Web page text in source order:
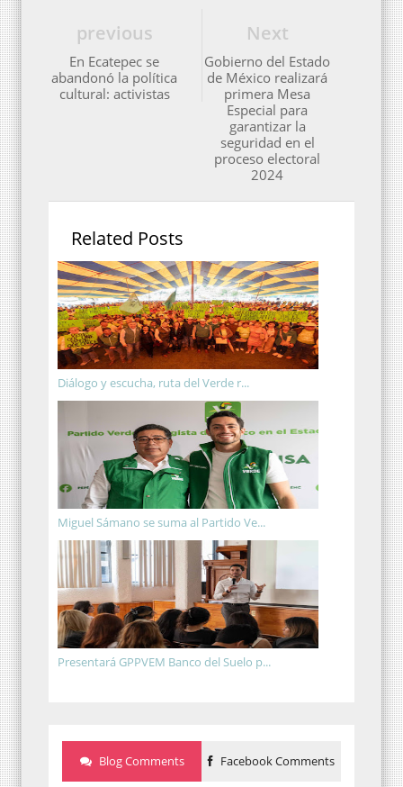
Next
Gobierno del Estado
de México realizará
primera Mesa
Especial para
garantizar la
seguridad en el
proceso electoral
2024
previous
En Ecatepec se
abandonó la política
cultural: activistas
Related Posts
Diálogo y escucha, ruta del Verde r...
Miguel Sámano se suma al Partido Ve...
Presentará GPPVEM Banco del Suelo p...
Blog Comments Facebook Comments